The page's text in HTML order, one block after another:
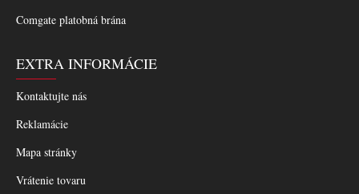
Comgate platobná brána
EXTRA INFORMÁCIE
Kontaktujte nás
Reklamácie
Mapa stránky
Vrátenie tovaru